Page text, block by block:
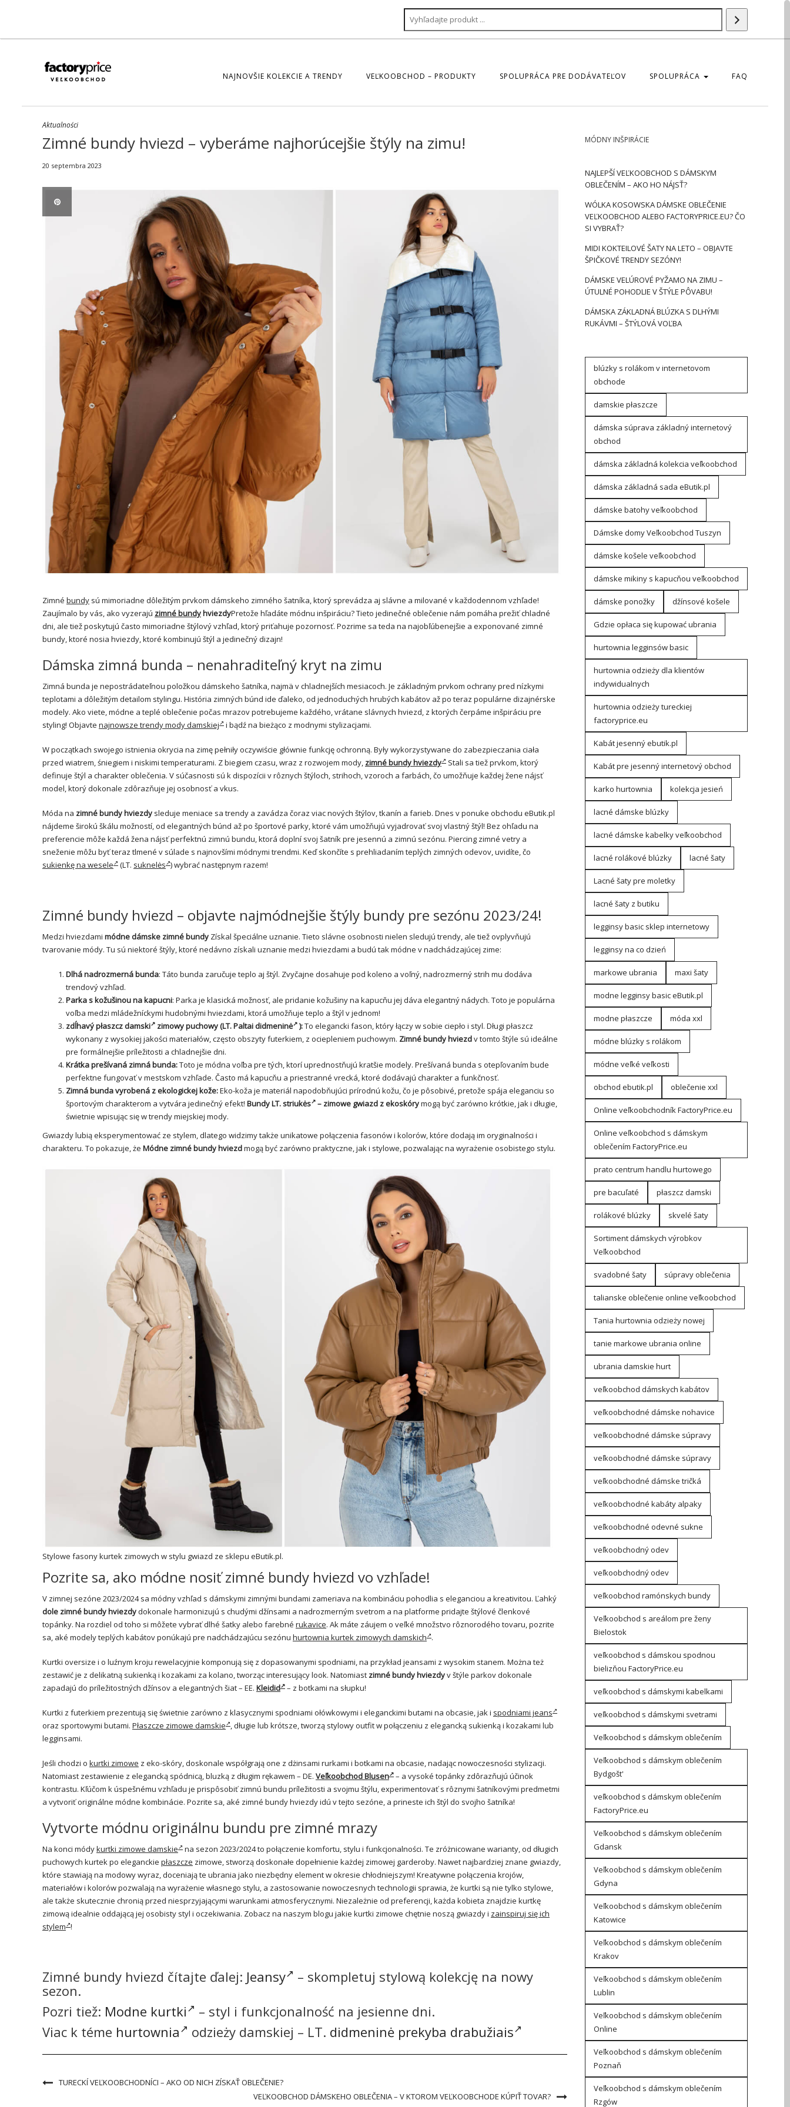
produktu
NAJNOVŠIE KOLEKCIE A TRENDY VEĽKOOBCHOD – PRODUKTY SPOLUPRÁCA PRE DODÁVATEĽOV SPOLUPRÁCA FAQ
Aktualności
Zimné bundy hviezd – vyberáme najhorúcejšie štýly na zimu!
20 septembra 2023
Zimné bundy sú mimoriadne dôležitým prvkom dámskeho zimného šatníka, ktorý sprevádza aj slávne a milované v každodennom vzhľade!
Zaujímalo by vás, ako vyzerajú zimné bundyhviezdyPretože hľadáte módnu inšpiráciu? Tieto jedinečné oblečenie nám pomáha prežiť chladné
dni, ale tiež poskytujú často mimoriadne štýlový vzhľad, ktorý priťahuje pozornosť. Pozrime sa teda na najobľúbenejšie a exponované zimné
bundy, ktoré nosia hviezdy, ktoré kombinujú štýl a jedinečný dizajn!
Dámska zimná bunda – nenahraditeľný kryt na zimu
Zimná bunda je nepostrádateľnou položkou dámskeho šatníka, najmä v chladnejších mesiacoch. Je základným prvkom ochrany pred nízkymi
teplotami a dôležitým detailom stylingu. História zimných búnd ide ďaleko, od jednoduchých hrubých kabátov až po teraz populárne dizajnérske
modely. Ako viete, módne a teplé oblečenie počas mrazov potrebujeme každého, vrátane slávnych hviezd, z ktorých čerpáme inšpiráciu pre
styling! Objavte najnowsze trendy mody damskiej i bądź na bieżąco z modnymi stylizacjami.
W początkach swojego istnienia okrycia na zimę pełniły oczywiście głównie funkcję ochronną. Były wykorzystywane do zabezpieczania ciała
przed wiatrem, śniegiem i niskimi temperaturami. Z biegiem czasu, wraz z rozwojem mody, zimné bundy hviezdy
Stali sa tiež prvkom, ktorý
definuje štýl a charakter oblečenia. V súčasnosti sú k dispozícii v rôznych štýloch, strihoch, vzoroch a farbách, čo umožňuje každej žene nájsť
model, ktorý dokonale zdôrazňuje jej osobnosť a vkus.
Móda na zimné bundy hviezdy sleduje meniace sa trendy a zavádza čoraz viac nových štýlov, tkanín a farieb. Dnes v ponuke obchodu eButik.pl
nájdeme širokú škálu možností, od elegantných búnd až po športové parky, ktoré vám umožňujú vyjadrovať svoj vlastný štýl! Bez ohľadu na
preferencie môže každá žena nájsť perfektnú zimnú bundu, ktorá doplní svoj šatník pre jesennú a zimnú sezónu. Piercing zimné vetry a
sneženie môžu byť teraz tlmené v súlade s najnovšími módnymi trendmi. Keď skončíte s prehliadaním teplých zimných odevov, uvidíte, čo
sukienkę na wesele
(LT. suknelės ) wybrać następnym razem!
Zimné bundy hviezd – objavte najmódnejšie štýly bundy pre sezónu 2023/24!
Medzi hviezdami módne dámske zimné bundy Získal špeciálne uznanie. Tieto slávne osobnosti nielen sledujú trendy, ale tiež ovplyvňujú
tvarovanie módy. Tu sú niektoré štýly, ktoré nedávno získali uznanie medzi hviezdami a budú tak módne v nadchádzajúcej zime:
Dlhá nadrozmerná bunda: Táto bunda zaručuje teplo aj štýl. Zvyčajne dosahuje pod koleno a voľný, nadrozmerný strih mu dodáva
trendový vzhľad.
Parka s kožušinou na kapucni: Parka je klasická možnosť, ale pridanie kožušiny na kapucňu jej dáva elegantný nádych. Toto je populárna
voľba medzi mládežníckymi hudobnými hviezdami, ktorá umožňuje teplo a štýl v jednom!
zdĺhavýpłaszcz damski zimowy puchowy (LT.Paltai didmeninė ):To elegancki fason, który łączy w sobie ciepło i styl. Długi płaszcz
wykonany z wysokiej jakości materiałów, często obszyty futerkiem, z ociepleniem puchowym. Zimné bundy hviezdv tomto štýle sú ideálne
pre formálnejšie príležitosti a chladnejšie dni.
Krátka prešívaná zimná bunda:Toto je módna voľba pre tých, ktorí uprednostňujú kratšie modely. Prešívaná bunda s otepľovaním bude
perfektne fungovať v mestskom vzhľade. Často má kapucňu a priestranné vrecká, ktoré dodávajú charakter a funkčnosť.
Zimná bunda vyrobená z ekologickej kože:Eko-koža je materiál napodobňujúci prírodnú kožu, čo je pôsobivé, pretože spája eleganciu so
športovým charakterom a vytvára jedinečný efekt! Bundy LT.striukės – zimowe gwiazd z ekoskórymogą być zarówno krótkie, jak i długie,
świetnie wpisując się w trendy miejskiej mody.
Gwiazdy lubią eksperymentować ze stylem, dlatego widzimy także unikatowe połączenia fasonów i kolorów, które dodają im oryginalności i
charakteru. To pokazuje, że Módne zimné bundy hviezdmogą być zarówno praktyczne, jak i stylowe, pozwalając na wyrażenie osobistego stylu.
Stylowe fasony kurtek zimowych w stylu gwiazd ze sklepu eButik.pl.
Pozrite sa, ako módne nosiť zimné bundy hviezd vo vzhľade!
V zimnej sezóne 2023/2024 sa módny vzhľad s dámskymi zimnými bundami zameriava na kombináciu pohodlia s eleganciou a kreativitou. Ľahký
dole zimné bundy hviezdydokonale harmonizujú s chudými džínsami a nadrozmerným svetrom a na platforme pridajte štýlové členkové
topánky. Na rozdiel od toho si môžete vybrať dlhé šatky alebo farebné rukavice. Ak máte záujem o veľké množstvo rôznorodého tovaru, pozrite
sa, aké modely teplých kabátov ponúkajú pre nadchádzajúcu sezónu hurtownia kurtek zimowych damskich .
Kurtki oversize i o luźnym kroju rewelacyjnie komponują się z dopasowanymi spodniami, na przykład jeansami z wysokim stanem. Można też
zestawić je z delikatną sukienką i kozakami za kolano, tworząc interesujący look. Natomiast zimné bundy hviezdyv štýle parkov dokonale
zapadajú do príležitostných džínsov a elegantných šiat – EE. Kleidid – z botkami na słupku!
Kurtki z futerkiem prezentują się świetnie zarówno z klasycznymi spodniami ołówkowymi i eleganckimi butami na obcasie, jak i spodniami jeans
oraz sportowymi butami. Płaszcze zimowe damskie , długie lub krótsze, tworzą stylowy outfit w połączeniu z elegancką sukienką i kozakami lub
legginsami.
Jeśli chodzi o kurtki zimowe z eko-skóry, doskonale współgrają one z dżinsami rurkami i botkami na obcasie, nadając nowoczesności stylizacji.
Natomiast zestawienie z elegancką spódnicą, bluzką z długim rękawem – DE. Veľkoobchod Blusen
– a vysoké topánky zdôrazňujú účinok
kontrastu. Kľúčom k úspešnému vzhľadu je prispôsobiť zimnú bundu príležitosti a svojmu štýlu, experimentovať s rôznymi šatníkovými predmetmi
a vytvoriť originálne módne kombinácie. Pozrite sa, aké zimné bundy hviezdy idú v tejto sezóne, a prineste ich štýl do svojho šatníka!
Vytvorte módnu originálnu bundu pre zimné mrazy
Na konci módykurtki zimowe damskie
na sezon 2023/2024 to połączenie komfortu, stylu i funkcjonalności. Te zróżnicowane warianty, od długich
puchowych kurtek po eleganckie płaszcze zimowe, stworzą doskonałe dopełnienie każdej zimowej garderoby. Nawet najbardziej znane gwiazdy,
które stawiają na modowy wyraz, doceniają te ubrania jako niezbędny element w okresie chłodniejszym! Kreatywne połączenia krojów,
materiałów i kolorów pozwalają na wyrażenie własnego stylu, a zastosowanie nowoczesnych technologii sprawia, że kurtki są nie tylko stylowe,
ale także skutecznie chronią przed niesprzyjającymi warunkami atmosferycznymi. Niezależnie od preferencji, każda kobieta znajdzie kurtkę
zimową idealnie oddającą jej osobisty styl i oczekiwania. Zobacz na naszym blogu jakie kurtki zimowe chętnie noszą gwiazdy i zainspiruj się ich
stylem !
Zimné bundy hviezd čítajte ďalej: Jeansy
– skompletuj stylową kolekcję na nowy
sezon.
Pozri tiež: Modne kurtki
– styl i funkcjonalność na jesienne dni.
Viac k téme hurtownia odzieży damskiej – LT. didmeninė prekyba drabužiais
TURECKÍ VEĽKOOBCHODNÍCI – AKO OD NICH ZÍSKAŤ OBLEČENIE?
VEĽKOOBCHOD DÁMSKEHO OBLEČENIA – V KTOROM VEĽKOOBCHODE KÚPIŤ TOVAR?
MÓDNY INŠPIRÁCIE
NAJLEPŠÍ VEĽKOOBCHOD S DÁMSKYM
OBLEČENÍM – AKO HO NÁJSŤ?
WÓLKA KOSOWSKA DÁMSKE OBLEČENIE
VEĽKOOBCHOD ALEBO FACTORYPRICE.EU? ČO
SI VYBRAŤ?
MIDI KOKTEILOVÉ ŠATY NA LETO – OBJAVTE
ŠPIČKOVÉ TRENDY SEZÓNY!
DÁMSKE VELÚROVÉ PYŽAMO NA ZIMU –
ÚTULNÉ POHODLIE V ŠTÝLE PÔVABU!
DÁMSKA ZÁKLADNÁ BLÚZKA S DLHÝMI
RUKÁVMI – ŠTÝLOVÁ VOĽBA
blúzky s rolákom v internetovom
obchode
damskie płaszcze
dámska súprava základný internetový
obchod
dámska základná kolekcia veľkoobchod
dámska základná sada eButik.pl
dámske batohy veľkoobchod
Dámske domy Veľkoobchod Tuszyn
dámske košele veľkoobchod
dámske mikiny s kapucňou veľkoobchod
dámske ponožky džínsové košele
Gdzie opłaca się kupować ubrania
hurtownia legginsów basic
hurtownia odzieży dla klientów
indywidualnych
hurtownia odzieży tureckiej
factoryprice.eu
Kabát jesenný ebutik.pl
Kabát pre jesenný internetový obchod
karko hurtownia kolekcja jesień
lacné dámske blúzky
lacné dámske kabelky veľkoobchod
lacné rolákové blúzky lacné šaty
Lacné šaty pre moletky
lacné šaty z butiku
legginsy basic sklep internetowy
legginsy na co dzień
markowe ubrania maxi šaty
modne legginsy basic eButik.pl
modne płaszcze móda xxl
módne blúzky s rolákom
módne veľké veľkosti
obchod ebutik.pl oblečenie xxl
Online veľkoobchodník FactoryPrice.eu
Online veľkoobchod s dámskym
oblečením FactoryPrice.eu
prato centrum handlu hurtowego
pre bacuľaté płaszcz damski
rolákové blúzky skvelé šaty
Sortiment dámskych výrobkov
Veľkoobchod
svadobné šaty súpravy oblečenia
talianske oblečenie online veľkoobchod
Tania hurtownia odzieży nowej
tanie markowe ubrania online
ubrania damskie hurt
veľkoobchod dámskych kabátov
veľkoobchodné dámske nohavice
veľkoobchodné dámske súpravy
veľkoobchodné dámske súpravy
veľkoobchodné dámske tričká
veľkoobchodné kabáty alpaky
veľkoobchodné odevné sukne
veľkoobchodný odev
veľkoobchodný odev
veľkoobchod ramónskych bundy
Veľkoobchod s areálom pre ženy
Bielostok
veľkoobchod s dámskou spodnou
bielizňou FactoryPrice.eu
veľkoobchod s dámskymi kabelkami
veľkoobchod s dámskymi svetrami
Veľkoobchod s dámskym oblečením
Veľkoobchod s dámskym oblečením
Bydgošt'
veľkoobchod s dámskym oblečením
FactoryPrice.eu
Veľkoobchod s dámskym oblečením
Gdansk
Veľkoobchod s dámskym oblečením
Gdyna
Veľkoobchod s dámskym oblečením
Katowice
Veľkoobchod s dámskym oblečením
Krakov
Veľkoobchod s dámskym oblečením
Lublin
Veľkoobchod s dámskym oblečením
Online
Veľkoobchod s dámskym oblečením
Poznaň
Veľkoobchod s dámskym oblečením
Rzgów